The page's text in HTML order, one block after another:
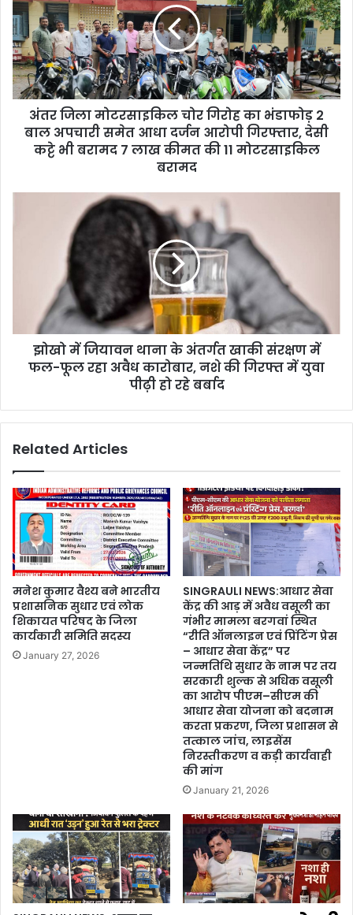
अंतर जिला मोटरसाइकिल चोर गिरोह का भंडाफोड़ 2
बाल अपचारी समेत आधा दर्जन आरोपी गिरफ्तार, देसी
कट्टे भी बरामद 7 लाख कीमत की 11 मोटरसाइकिल
बरामद
झोखो में जियावन थाना के अंतर्गत खाकी संरक्षण में
फल-फूल रहा अवैध कारोबार, नशे की गिरफ्त में युवा
पीढ़ी हो रहे बर्बाद
Related Articles
मनेश कुमार वैश्य बने भारतीय
प्रशासनिक सुधार एवं लोक
शिकायत परिषद के जिला
कार्यकारी समिति सदस्य
January 27, 2026
SINGRAULI NEWS:आधार सेवा
केंद्र की आड़ में अवैध वसूली का
गंभीर मामला बरगवां स्थित
“रीति ऑनलाइन एवं प्रिंटिंग प्रेस
– आधार सेवा केंद्र” पर
जन्मतिथि सुधार के नाम पर तय
सरकारी शुल्क से अधिक वसूली
का आरोप पीएम–सीएम की
आधार सेवा योजना को बदनाम
करता प्रकरण, जिला प्रशासन से
तत्काल जांच, लाइसेंस
निरस्तीकरण व कड़ी कार्यवाही
की मांग
January 21, 2026